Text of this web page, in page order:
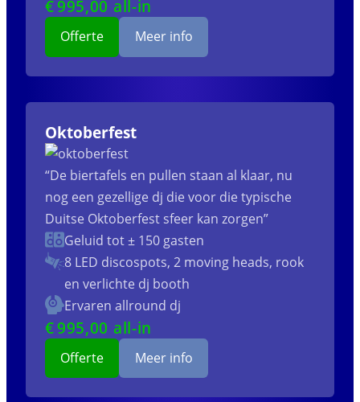
€995,00 all-in
Offerte Meer info
Oktoberfest
“De biertafels en pullen staan al klaar, nu
nog een gezellige dj die voor die typische
Duitse Oktoberfest sfeer kan zorgen”
Geluid tot ± 150 gasten
8 LED discospots, 2 moving heads, rook
en verlichte dj booth
Ervaren allround dj
€995,00 all-in
Offerte Meer info